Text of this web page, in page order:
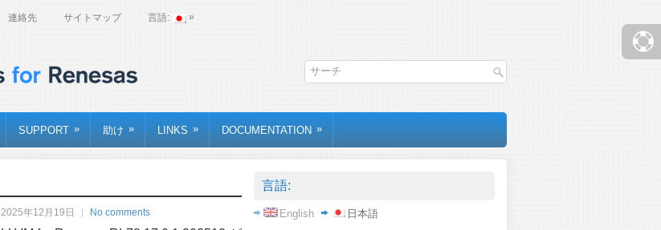
連絡先 サイトマップ 言語: »
SUPPORT » 助け » LINKS » DOCUMENTATION »
2025年12月19日 No comments
言語:
English 日本語